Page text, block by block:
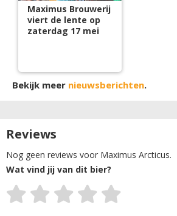
Maximus Brouwerij
viert de lente op
zaterdag 17 mei
Bekijk meer nieuwsberichten.
Reviews
Nog geen reviews voor Maximus Arcticus.
Wat vind jij van dit bier?